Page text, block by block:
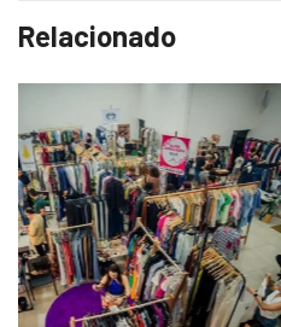
Relacionado